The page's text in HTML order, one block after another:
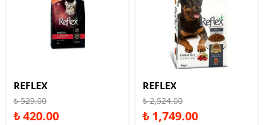
REFLEX
₺ 529.00
₺ 420.00
REFLEX
₺ 2,524.00
₺ 1,749.00